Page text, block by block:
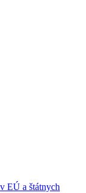
EÚ a štátnych